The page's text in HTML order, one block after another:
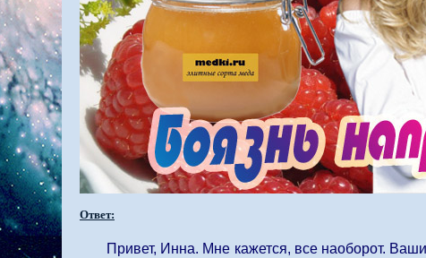
Ответ:
Привет, Инна. Мне кажется, все наоборот.